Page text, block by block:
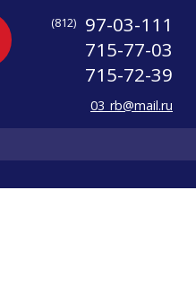
(812)
97-03-111
715-77-03
715-72-39
03_rb@mail.ru